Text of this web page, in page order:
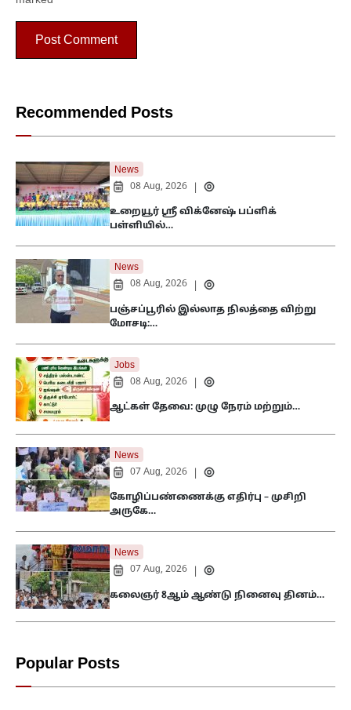
Recommended Posts
News
08 Aug, 2026
உறையூர் ஸ்ரீ விக்னேஷ் பப்ளிக்
பள்ளியில்…
News
08 Aug, 2026
பஞ்சப்பூரில் இல்லாத நிலத்தை விற்று
மோசடி:…
Jobs
08 Aug, 2026
ஆட்கள் தேவை: முழு நேரம் மற்றும்…
News
07 Aug, 2026
கோழிப்பண்ணைக்கு எதிர்பு – முசிறி
அருகே…
News
07 Aug, 2026
கலைஞர் 8ஆம் ஆண்டு நினைவு தினம்…
Popular Posts